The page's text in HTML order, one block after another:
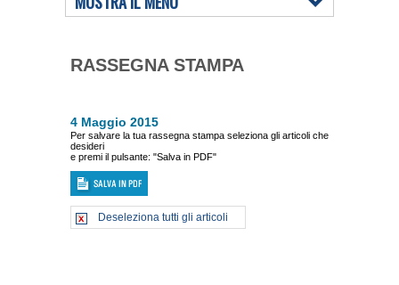
RASSEGNA STAMPA
4 Maggio 2015
Per salvare la tua rassegna stampa seleziona gli articoli che
desideri
e premi il pulsante: "Salva in PDF"
Deseleziona tutti gli articoli